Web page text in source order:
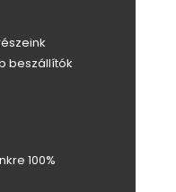
beszállítók
100%